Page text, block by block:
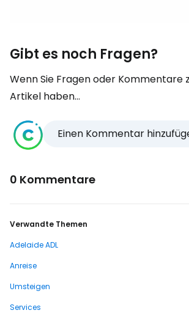
Gibt es noch Fragen?
Wenn Sie Fragen oder Kommentare
Artikel haben...
Einen Kommentar
0 Kommentare
Verwandte Themen
Adelaide ADL
Anreise
Umsteigen
Services